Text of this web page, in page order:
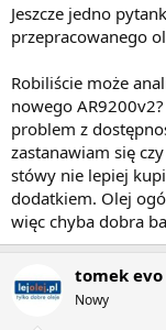
Jeszcze jedno
przepracowanego
Robiliście może
nowego
problem z
zastanawiam się
stówy nie lepiej
dodatkiem. Olej
więc chyba dobra
tomek evo
Nowy